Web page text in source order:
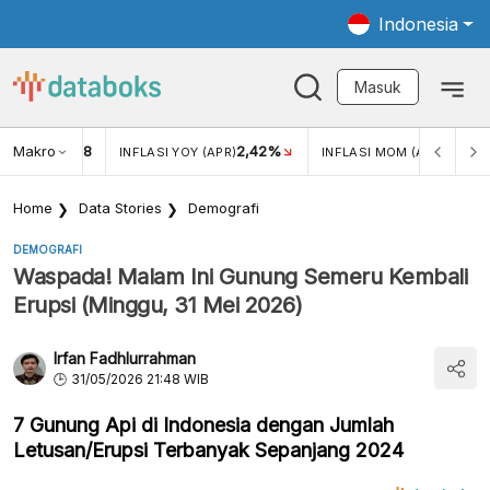
Indonesia
Masuk
Makro
USD/IDR 18 INFLASI YOY (APR)2,42% INFLASI MOM (APR) 0,13%
Home Data Stories Demografi
DEMOGRAFI
Waspada! Malam Ini Gunung Semeru Kembali
Erupsi (Minggu, 31 Mei 2026)
Irfan Fadhlurrahman
31/05/2026 21:48 WIB
7 Gunung Api di Indonesia dengan Jumlah
Letusan/Erupsi Terbanyak Sepanjang 2024